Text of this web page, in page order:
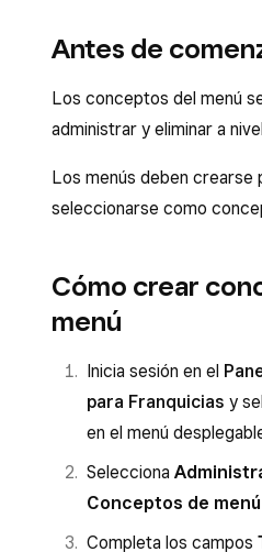
Antes de
Los conceptos del menú
administrar y eliminar a
Los menús deben
seleccionarse como
Cómo crear
menú
Inicia sesión en el
para Franquicias y
en el menú
Selecciona
Conceptos de menú
Completa los campos